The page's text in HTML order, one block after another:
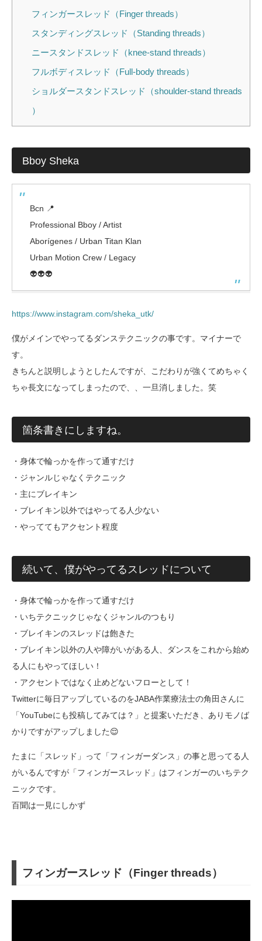
フィンガースレッド（Finger threads）
スタンディングスレッド（Standing threads）
ニースタンドスレッド（knee-stand threads）
フルボディスレッド（Full-body threads）
ショルダースタンドスレッド（shoulder-stand threads
）
Bboy Sheka
Bcn 📍
Professional Bboy / Artist
Aborígenes / Urban Titan Klan
Urban Motion Crew / Legacy
👽👽👽
https://www.instagram.com/sheka_utk/
僕がメインでやってるダンステクニックの事です。マイナーで
す。
きちんと説明しようとしたんですが、こだわりが強くてめちゃく
ちゃ長文になってしまったので、、一旦消しました。笑
箇条書きにしますね。
・身体で輪っかを作って通すだけ
・ジャンルじゃなくテクニック
・主にブレイキン
・ブレイキン以外ではやってる人少ない
・やっててもアクセント程度
続いて、僕がやってるスレッドについて
・身体で輪っかを作って通すだけ
・いちテクニックじゃなくジャンルのつもり
・ブレイキンのスレッドは飽きた
・ブレイキン以外の人や障がいがある人、ダンスをこれから始め
る人にもやってほしい！
・アクセントではなく止めどないフローとして！
Twitterに毎日アップしているのをJABA作業療法士の角田さんに
「YouTubeにも投稿してみては？」と提案いただき、ありモノば
かりですがアップしました😌
たまに「スレッド」って「フィンガーダンス」の事と思ってる人
がいるんですが「フィンガースレッド」はフィンガーのいちテク
ニックです。
百聞は一見にしかず
フィンガースレッド（Finger threads）